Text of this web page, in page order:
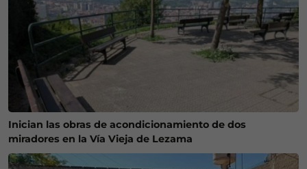
Inician las obras de acondicionamiento de dos
miradores en la Vía Vieja de Lezama